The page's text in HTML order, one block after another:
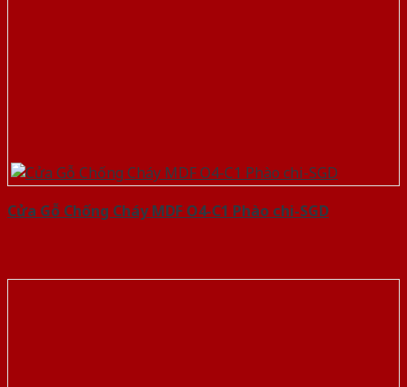
Cửa Gỗ Chống Cháy MDF O4-C1 Phào chi-SGD